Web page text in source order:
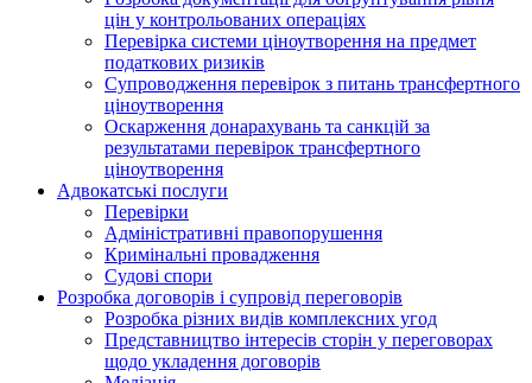
цін у контрольованих операціях
Перевірка системи ціноутворення на предмет
податкових ризиків
Супроводження перевірок з питань трансфертного
ціноутворення
Оскарження донарахувань та санкцій за
результатами перевірок трансфертного
ціноутворення
Адвокатські послуги
Перевірки
Адміністративні правопорушення
Кримінальні провадження
Судові спори
Розробка договорів і супровід переговорів
Розробка різних видів комплексних угод
Представництво інтересів сторін у переговорах
щодо укладення договорів